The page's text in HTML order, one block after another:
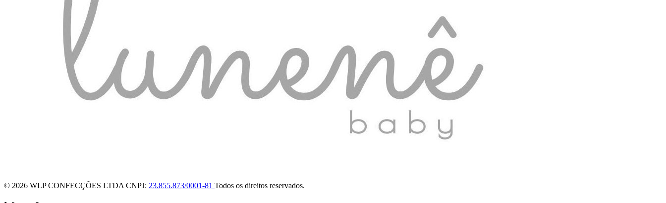
© 2026 WLP CONFECÇÕES LTDA CNPJ: 23.855.873/0001-81 Todos os direitos reservados.